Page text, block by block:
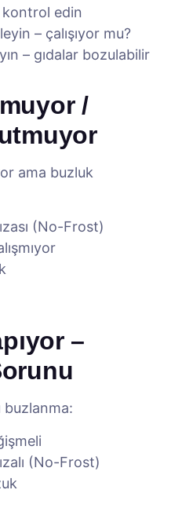
kontrol edin
– çalışıyor mu?
– gıdalar bozulabilir
/
ama buzluk
(No-Frost)
–
buzlanma:
(No-Frost)